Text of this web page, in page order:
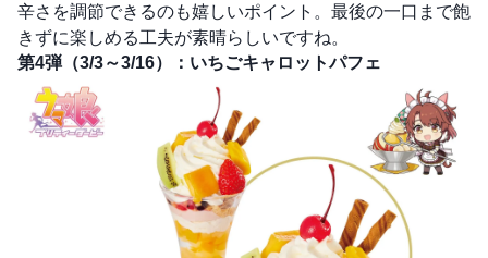
辛さを調節できるのも嬉しいポイント。最後の一口まで飽
きずに楽しめる工夫が素晴らしいですね。
第4弾（3/3～3/16）：いちごキャロットパフェ